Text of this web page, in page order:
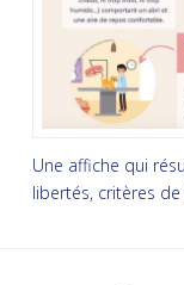
Une affiche qui
libertés, critères